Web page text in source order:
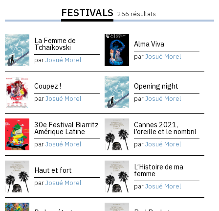
FESTIVALS 266 résultats
La Femme de
Tchaïkovski
parJosué Morel
Alma Viva
parJosué Morel
Coupez !
parJosué Morel
Opening night
parJosué Morel
30e Festival Biarritz
Amérique Latine
parJosué Morel
Cannes 2021,
l’oreille et le nombril
parJosué Morel
Haut et fort
parJosué Morel
L’Histoire de ma
femme
parJosué Morel